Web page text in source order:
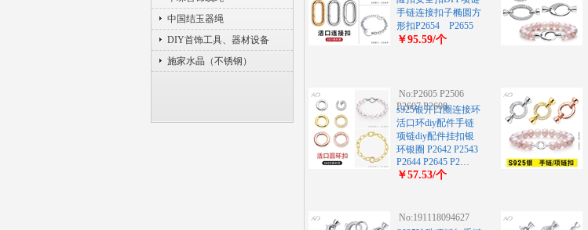
中国结玉器绳
DIY首饰工具、器材设备
施家水晶（不锈钢）
手链连接扣子椭圆方
形扣P2654 P2655
￥95.59/个
No:P2605 P2506
P2607 P2608
s925银开口圈连接环
活口环diy配件手链
项链diy配件挂扣银
环银圈 P2642 P2543
P2644 P2645 P2…
￥57.53/个
No:191118094627